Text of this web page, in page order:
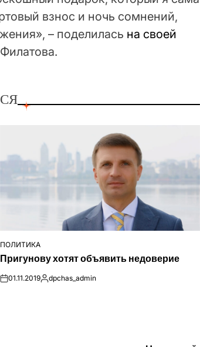
взнос и ночь сомнений,
– поделилась на своей
ОПУБЛІКУВАТИ
ПОЛИТИКА
Пригунову хотят объявить недоверие
on01.11.2019Опубліковано
dpchas_admin